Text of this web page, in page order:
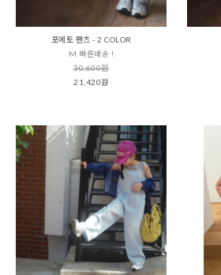
포에토 팬츠 - 2 COLOR
M 빠른배송 !
30,600원
21,420원